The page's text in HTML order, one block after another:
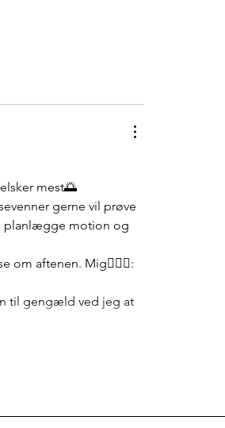
mest🌅
gerne vil prøve
planlægge motion og
om aftenen. Mig🤦🏼‍♀️:
til gengæld ved jeg at